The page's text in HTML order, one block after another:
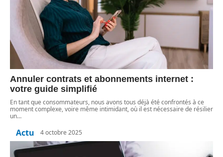
Annuler contrats et abonnements internet :
votre guide simplifié
En tant que consommateurs, nous avons tous déjà été confrontés à ce
moment complexe, voire même intimidant, où il est nécessaire de résilier
un…
Actu 4 octobre 2025